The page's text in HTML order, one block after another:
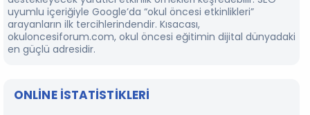
uyumlu içeriğiyle Google’da “okul öncesi etkinlikleri”
arayanların ilk tercihlerindendir. Kısacası,
okuloncesiforum.com, okul öncesi eğitimin dijital dünyadaki
en güçlü adresidir.
ONLINE ISTATISTIKLERI